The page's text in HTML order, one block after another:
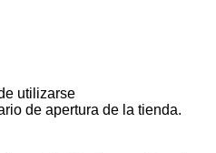
utilizarse
de apertura de la tienda.